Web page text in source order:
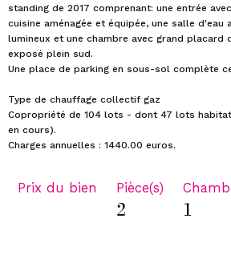
standing de 2017 comprenant: une entrée
cuisine aménagée et équipée, une salle d'eau
lumineux et une chambre avec grand placard
exposé plein sud.
Une place de parking en sous-sol complète
Type de chauffage collectif gaz
Copropriété de 104 lots - dont 47 lots
en cours).
Prix du bien Pièce(s)
2 1